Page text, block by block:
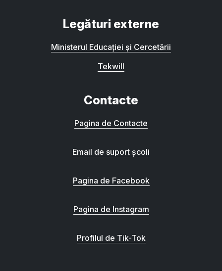
Legături externe
Ministerul Educației și Cercetării
Tekwill
Contacte
Pagina de Contacte
Email de suport școli
Pagina de Facebook
Pagina de Instagram
Profilul de Tik-Tok